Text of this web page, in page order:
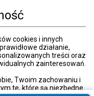
cookies i innych
działanie,
treści oraz
zainteresowań.
Twoim zachowaniu i
te, które są niezbędne
zniżkach oferowanych
środków komunikacji
wyrażone zgody.